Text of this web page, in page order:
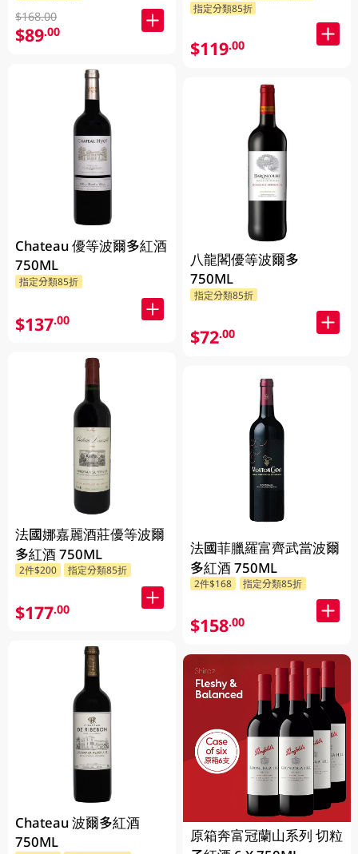
$168.00
$89.00
Chateau 優等波爾多紅酒
750ML
指定分類85折
$137.00
法國娜嘉麗酒莊優等波爾
多紅酒 750ML
2件$200 指定分類85折
$177.00
Chateau 波爾多紅酒
750ML
指定分類85折
$119.00
八龍閣優等波爾多
750ML
指定分類85折
$72.00
法國菲臘羅富齊武當波爾
多紅酒 750ML
2件$168 指定分類85折
$158.00
原箱奔富冠蘭山系列 切粒